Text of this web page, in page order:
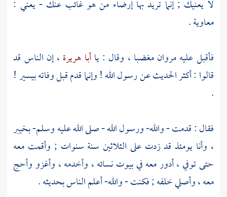
لا يعنيك ; إنما تريد بها إرضاء من هو غائب عنك - يعني :
معاوية.
فأقبل عليهمروانمغضبا ، وقال : ياأبا هريرة ، إن الناس قد
قالوا : أكثر الحديث عن رسول الله ! وإنما قدم قبل وفاته بيسير !
.
فقال : قدمت - والله- ورسول الله - صلى الله عليه وسلم-بخيبر
، وأنا يومئذ قد زدت على الثلاثين سنة سنوات ; وأقمت معه
حتى توفي ، أدور معه في بيوت نسائه ، وأخدمه ، وأغزو وأحج
معه ، وأصلي خلفه ; فكنت - والله- أعلم الناس بحديثه .